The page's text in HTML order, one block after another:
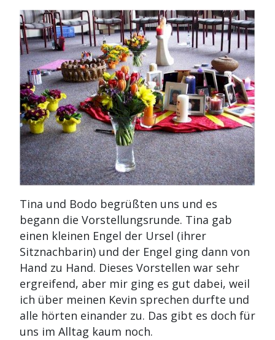
Tina und Bodo begrüßten uns und es
begann die Vorstellungsrunde. Tina gab
einen kleinen Engel der Ursel (ihrer
Sitznachbarin) und der Engel ging dann von
Hand zu Hand. Dieses Vorstellen war sehr
ergreifend, aber mir ging es gut dabei, weil
ich über meinen Kevin sprechen durfte und
alle hörten einander zu. Das gibt es doch für
uns im Alltag kaum noch.